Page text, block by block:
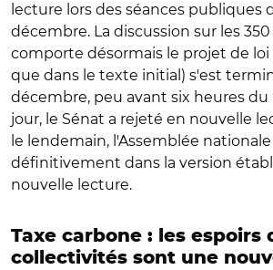
lecture lors des séances publiques
décembre. La discussion sur les
comporte désormais le projet de loi
que dans le texte initial) s'est
décembre, peu avant six heures
jour, le Sénat a rejeté en nouvelle
le lendemain, l'Assemblée
définitivement dans la version
nouvelle lecture.
Taxe carbone : les espoirs
collectivités sont une